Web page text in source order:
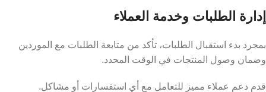
إدارة الطلبات وخدمة العملاء
بمجرد بدء استقبال الطلبات، تأكد من متابعة الطلبات مع الموردين
وضمان وصول المنتجات في الوقت المحدد.
قدم دعم عملاء مميز للتعامل مع أي استفسارات أو مشاكل.